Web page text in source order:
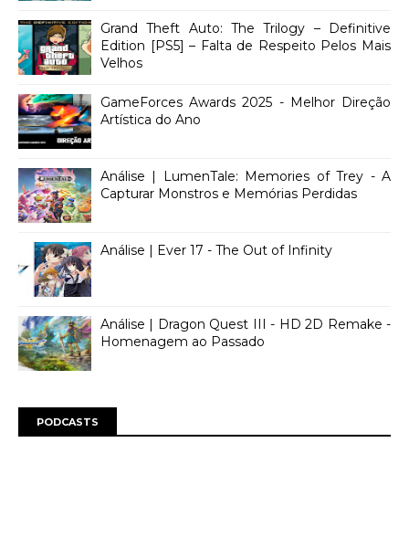
Grand Theft Auto: The Trilogy – Definitive
Edition [PS5] – Falta de Respeito Pelos Mais
Velhos
GameForces Awards 2025 - Melhor Direção
Artística do Ano
Análise | LumenTale: Memories of Trey - A
Capturar Monstros e Memórias Perdidas
Análise | Ever 17 - The Out of Infinity
Análise | Dragon Quest III - HD 2D Remake -
Homenagem ao Passado
PODCASTS